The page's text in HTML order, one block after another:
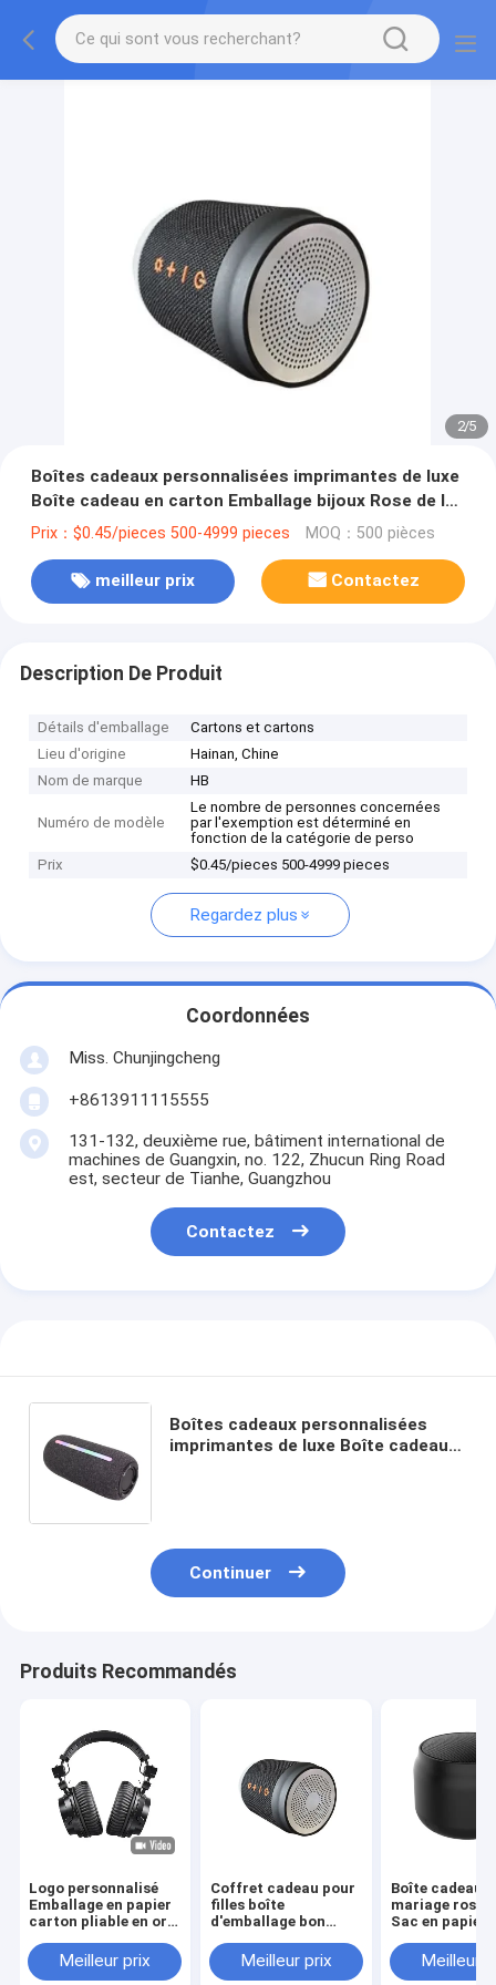
2/5
Boîtes cadeaux personnalisées imprimantes de luxe
Boîte cadeau en carton Emballage bijoux Rose de la
Saint-Valentin Boîte cadeau
Prix：$0.45/pieces 500-4999 pieces MOQ：500 pièces
meilleur prix Contactez
Description De Produit
Détails d'emballage
Cartons et cartons
Lieu d'origine
Hainan, Chine
Nom de marque
HB
Numéro de modèle
Le nombre de personnes concernées
par l'exemption est déterminé en
fonction de la catégorie de perso
Prix
$0.45/pieces 500-4999 pieces
Regardez plus
Coordonnées
Miss. Chunjingcheng
+8613911115555
131-132, deuxième rue, bâtiment international de
machines de Guangxin, no. 122, Zhucun Ring Road
est, secteur de Tianhe, Guangzhou
Contactez
Boîtes cadeaux personnalisées
imprimantes de luxe Boîte cadeau
Continuer
Produits Recommandés
Logo personnalisé
Emballage en papier
carton pliable en or
Luxe boîte cadeau
magnétique avec
Meilleur prix
Coffret cadeau pour
filles boîte
d'emballage bon
Meilleur prix
Boîte cadeau
mariage rose
Sac en papier
d'anniversaire
Meilleur